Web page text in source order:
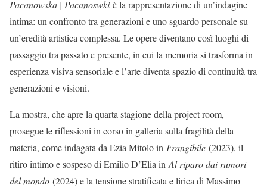
Pacanowska | Pacanoswkiè la rappresentazione di un’indagine
intima: un confronto tra generazioni e uno sguardo personale su
un’eredità artistica complessa. Le opere diventano così luoghi di
passaggio tra passato e presente, in cui la memoria si trasforma in
esperienza visiva sensoriale e l’arte diventa spazio di continuità tra
generazioni e visioni.
La mostra, che apre la quarta stagione della project room,
prosegue le riflessioni in corso in galleria sulla fragilità della
materia, come indagata da Ezia Mitolo in Frangibile (2023), il
ritiro intimo e sospeso di Emilio D’Elia in Al riparo dai rumori
del mondo (2024) e la tensione stratificata e lirica di Massimo